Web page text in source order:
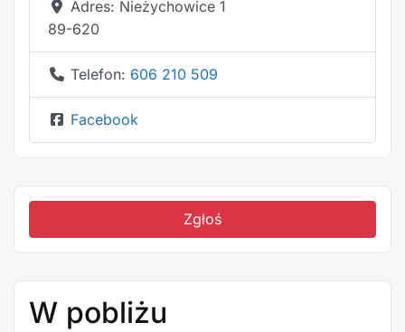
Adres: Nieżychowice 1
89-620
Telefon: 606 210 509
Facebook
Zgłoś
W pobliżu